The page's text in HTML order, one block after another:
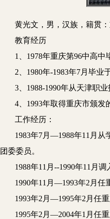
黄光文，男，汉族，籍贯
教育经历
1、1978年重庆第96中高中
2、1980年-1983年7月 毕业
3、1988-1990年从天津职业
4、 1993年取得重庆市颁发
工作经历：
1983年7月—1988年11月 从
团委委员。
1988年11月--1990年11月调
1990年11月—1993年2月任
1993年2月—1995年2月任
1995年2月—2004年1月任